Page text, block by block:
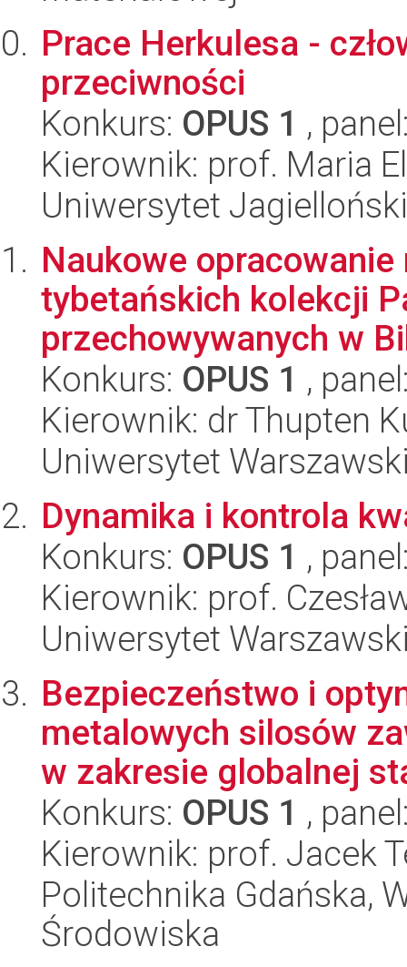
Prace Herkulesa -
przeciwności
Konkurs: OPUS 1 ,
Kierownik: prof. Maria
Uniwersytet Jagielloński
Naukowe
tybetańskich kolekcji
przechowywanych w
Konkurs: OPUS 1 ,
Kierownik: dr Thupten
Uniwersytet
Dynamika i kontrola
Konkurs: OPUS 1 ,
Kierownik: prof.
Uniwersytet
Bezpieczeństwo i
metalowych silosów
w zakresie globalnej
Konkurs: OPUS 1 ,
Kierownik: prof. Jacek
Politechnika Gdańska,
Środowiska